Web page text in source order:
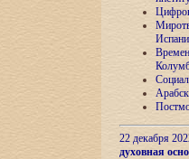
22 декабря
духовная